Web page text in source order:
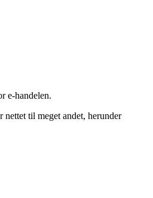
e-handelen.
til meget andet, herunder